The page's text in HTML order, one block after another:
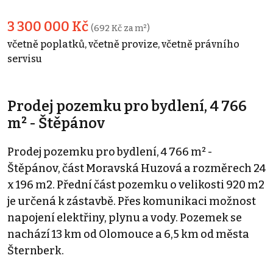
3 300 000 Kč (692 Kč za m²)
včetně poplatků, včetně provize, včetně právního
servisu
Prodej pozemku pro bydlení, 4 766
m² - Štěpánov
Prodej pozemku pro bydlení, 4 766 m² -
Štěpánov, část Moravská Huzová a rozměrech 24
x 196 m2. Přední část pozemku o velikosti 920 m2
je určená k zástavbě. Přes komunikaci možnost
napojení elektřiny, plynu a vody. Pozemek se
nachází 13 km od Olomouce a 6,5 km od města
Šternberk.